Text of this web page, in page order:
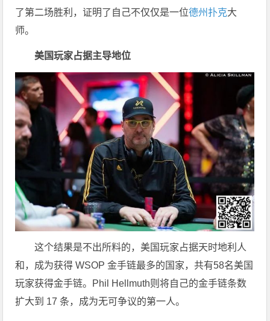
了第二场胜利，证明了自己不仅仅是一位德州扑克大
师。
美国玩家占据主导地位
这个结果是不出所料的，美国玩家占据天时地利人
和，成为获得 WSOP 金手链最多的国家，共有58名美国
玩家获得金手链。Phil Hellmuth则将自己的金手链条数
扩大到 17 条，成为无可争议的第一人。